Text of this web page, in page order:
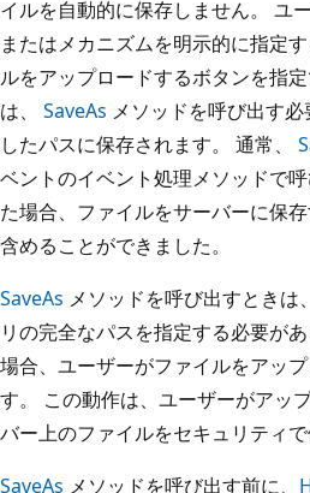
イルを自動的に保存しません。 ユ
またはメカニズムを明示的に指定
ルをアップロードするボタンを指
は、 SaveAs メソッドを呼び出す
したパスに保存されます。 通常、
ベントのイベント処理メソッドで
た場合、ファイルをサーバーに保
含めることができました。
SaveAs メソッドを呼び出すときは
リの完全なパスを指定する必要が
場合、ユーザーがファイルをアッ
す。 この動作は、ユーザーがアッ
バー上のファイルをセキュリティで
SaveAs メソッドを呼び出す前に、